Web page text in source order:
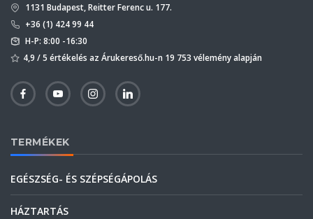
1131 Budapest, Reitter Ferenc u. 177.
+36 (1) 424 99 44
H-P: 8:00 -16:30
4,9 / 5 értékelés az Árukereső.hu-n 19 753 vélemény alapján
TERMÉKEK
EGÉSZSÉG- ÉS SZÉPSÉGÁPOLÁS
HÁZTARTÁS